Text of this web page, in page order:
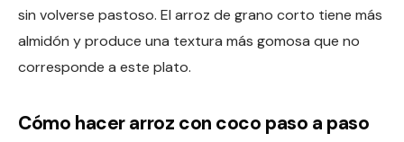
sin volverse pastoso. El arroz de grano corto tiene más
almidón y produce una textura más gomosa que no
corresponde a este plato.
Cómo hacer arroz con coco paso a paso